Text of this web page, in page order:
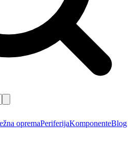
opremaPeriferijaKomponenteBlog